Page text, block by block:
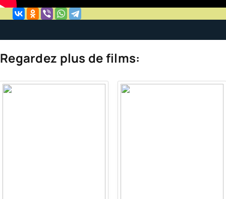
Regardez plus de films: